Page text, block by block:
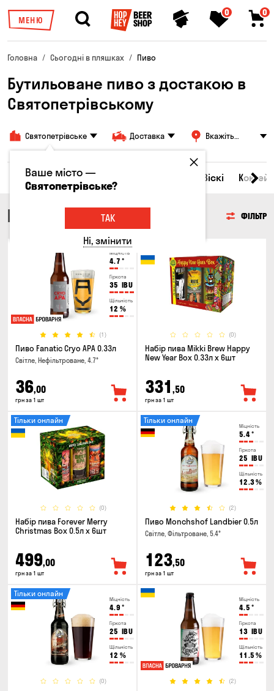
МЕНЮ
0 0
Головна Сьогодні в пляшках Пиво
Бутильоване пиво з достакою в
Святопетрівському
Святопетрівське Доставка
Вкажіть
Всі товари Пиво Віскі
ПИВО ФІЛЬТР
Міцність
4.7 °
Гіркота
35 IBU
Щільність
12 %
(1)
Пиво Fanatic Cryo APA 0.33л
Світле, Нефільтроване, 4.7°
36,00
грн за 1 шт
(0)
Набір пива Mikki Brew Happy
New Year Box 0.33л x 6шт
331 ,50
грн за 1 шт
(0)
Тільки онлайн
Набір пива Forever Merry
Christmas Box 0.5л x 6шт
499,00
грн за 1 шт
Міцність
5.4°
Гіркота
25 IBU
Щільність
12.3%
(2)
Тільки онлайн
Пиво Monchshof Landbier 0.5л
Світле, Фільтроване, 5.4°
123,50
грн за 1 шт
Міцність
4.9 °
Гіркота
25 IBU
Щільність
12 %
(0)
Тільки онлайн
Міцність
4.5 °
Гіркота
13 IBU
Щільність
11.5 %
(2)
Ваше місто —
Святопетрівське?
ТАК
Ні, змінити